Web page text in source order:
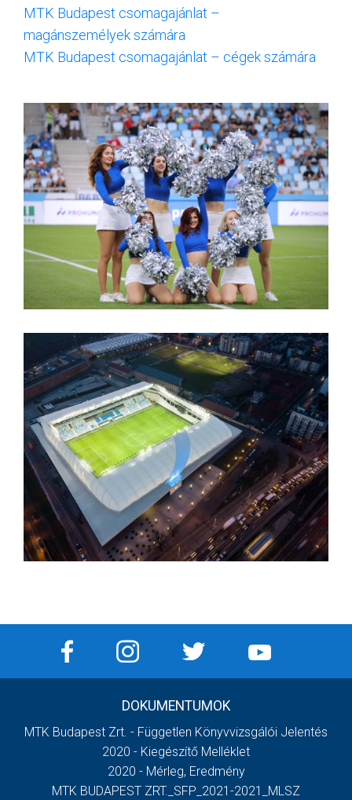
MTK Budapest csomagajánlat –
magánszemélyek számára
MTK Budapest csomagajánlat – cégek számára
DOKUMENTUMOK
MTK Budapest Zrt. - Független Könyvvizsgálói Jelentés
2020 - Kiegészítő Melléklet
2020 - Mérleg, Eredmény
MTK BUDAPEST ZRT._SFP_2021-2021_MLSZ